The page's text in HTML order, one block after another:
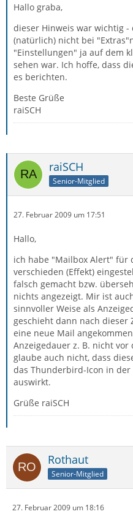
Hallo graba,
dieser Hinweis war wichtig -
(natürlich) nicht bei
"Einstellungen" ja auf dem
sehen war. Ich hoffe, dass
es berichten.
Beste Grüße
raiSCH
raiSCH
Senior-Mitglied
27. Februar 2009 um 17:51
Hallo,
ich habe "Mailbox Alert" für
verschieden (Effekt)
falsch gemacht bzw.
nichts angezeigt. Mir ist
sinnvoller Weise als
geschieht dann nach dieser
eine neue Mail
Anzeigedauer z. B. nicht
glaube auch nicht, dass
das Thunderbird-Icon in der
auswirkt.
Grüße raiSCH
Rothaut
Senior-Mitglied
27. Februar 2009 um 18:16